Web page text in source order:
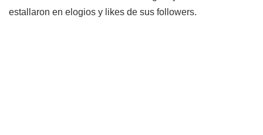
estallaron en elogios y likes de sus followers.